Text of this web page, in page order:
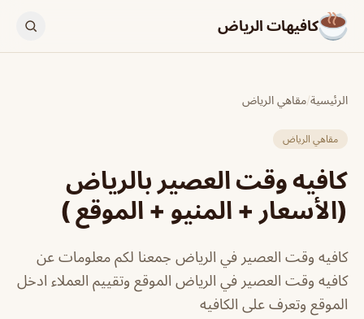
كافيهات الرياض
الرئيسية/مقاهي الرياض
مقاهي الرياض
كافيه وقت العصير بالرياض
(الأسعار + المنيو + الموقع )
كافيه وقت العصير في الرياض جمعنا لكم معلومات عن
كافيه وقت العصير في الرياض الموقع وتقييم العملاء ادخل
الموقع وتعرف على الكافيه